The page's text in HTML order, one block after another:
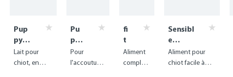
Pup
py
Milk
Preb
Lait pour
chiot, en
Pu
pp
y
Sta
Pour
l'accoutum
fi
t
&
v
Aliment
complet
Sensibl
e
Puppy
-
Aliment pour
chiot facile à